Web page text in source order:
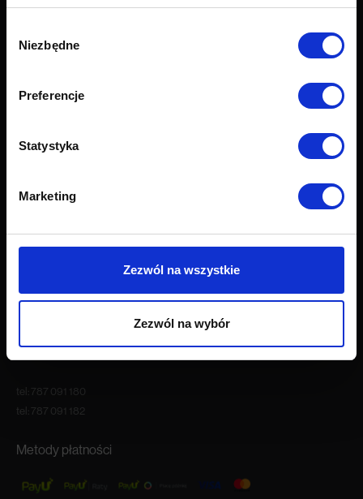
zgody
Niezbędne
Preferencje
Statystyka
Marketing
Zezwól na wszystkie
Zezwól na wybór
Najczęściej zadawane pytania (FAQ)
Próbnik tkanin
O firmie
Nasze showroomy
Godziny otwarcia
Sob. 10:00 – 16:00
tel: 787 091 180
tel: 787 091 182
Metody płatności